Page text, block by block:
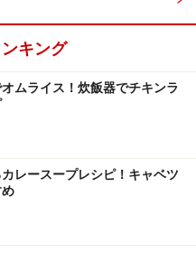
端部分は必ず耐熱皿内に
キング
ムライス！炊飯器でチキンラ
レースープレシピ！キャベツ